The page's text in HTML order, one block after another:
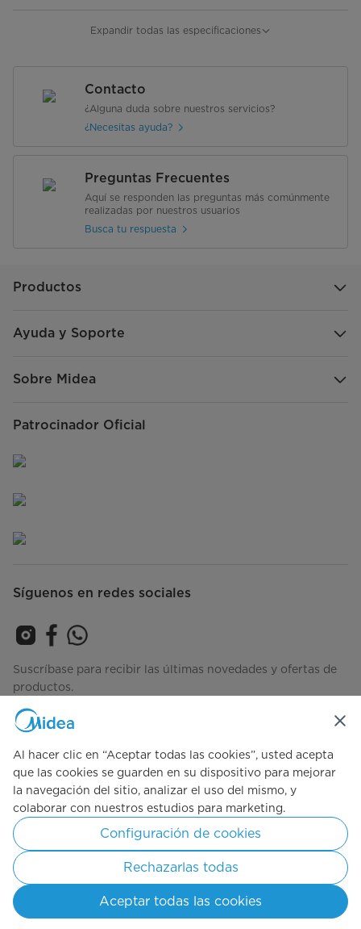
10 años en el compresor; 1 año
Expandir todas las especificaciones
Contacto
¿Alguna duda sobre nuestros servicios?
¿Necesitas ayuda?
Preguntas Frecuentes
Aquí se responden las preguntas más comúnmente
realizadas por nuestros usuarios
Busca tu respuesta
Productos
Ayuda y Soporte
Sobre Midea
Patrocinador Oficial
Síguenos en redes sociales
Suscríbase para recibir las últimas novedades y ofertas de
productos.
Consulta cómo gestionamos tus datos Términos-de-Uso
Simply ideal
Derechos Reservados 2025 Midea Todos los Derechos Reservados.
Términos de Uso Políticas de Privacidad
Consentimiento de cookies
Al hacer clic en “Aceptar todas las cookies”, usted acepta
que las cookies se guarden en su dispositivo para mejorar
la navegación del sitio, analizar el uso del mismo, y
colaborar con nuestros estudios para marketing.
Configuración de cookies
Rechazarlas todas
Aceptar todas las cookies